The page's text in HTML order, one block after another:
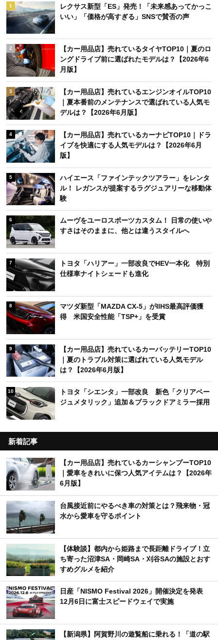
1
レクサス新型「ES」発売！「未来感あってかっこ
いい」「価格が高すぎる」SNSで賛否の声
2
【カー用品店】売れているタイヤTOP10｜夏のロ
ングドライブ前に選ばれたモデルは？【2026年6
月版】
3
【カー用品店】売れているエンジンオイルTOP10
｜夏本番前のメンテナンスで選ばれている人気モ
デルは？【2026年6月版】
4
【カー用品店】売れているカーナビTOP10｜ドラ
イブを快適にする人気モデルは？【2026年6月
版】
5
ハイエース「ファインテックツアラー」をレンタ
ル！ レガンスが提案するラグジュアリーな移動体
験
6
ムーヴをユーロスポーツカスタム！ 日常の使いや
すさはそのままに、他とは違うスタイルへ
7
トヨタ「ハリアー」一部改良でHEV一本化 特別
仕様車ナイトシェードも進化
8
マツダ新型「MAZDA CX-5」がIIHS最高評価獲
得 米国安全性能「TSP+」を受賞
9
【カー用品店】売れているカーバッテリーTOP10
｜夏のトラブル対策に選ばれている人気モデル
は？【2026年6月版】
10
トヨタ「シエンタ」一部改良 新色「クリアベー
ジュメタリック」追加＆ブラックドアミラー採用
新着記事
【カー用品店】売れているカーシャンプーTOP10
｜愛車をきれいに保つ人気アイテムは？【2026年
6月版】
台風接近前にやるべき車の対策とは？飛来物・冠
水から愛車を守るポイント
【体験談】都内から姫路まで長距離ドライブ！立
ち寄った沼津SA・岡崎SA・刈谷SAの施設とおす
すめグルメを紹介
日産「NISMO Festival 2026」開催決定を発表
12月6日に富士スピードウェイで実施
【新潟県】阿賀野川の遊覧船に乗れる！「道の駅